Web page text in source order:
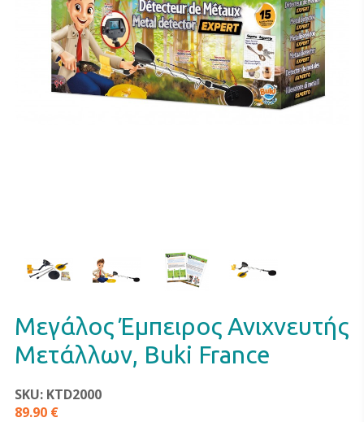
Μεγάλος Έμπειρος Ανιχνευτής
Μετάλλων, Buki France
SKU: KTD2000
89.90 €